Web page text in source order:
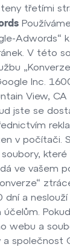
třetími
Adwords“
V této
Inc.
View,
jste se
v počítači.
ve vašem
dní a
účelům.
webu a
a společnost